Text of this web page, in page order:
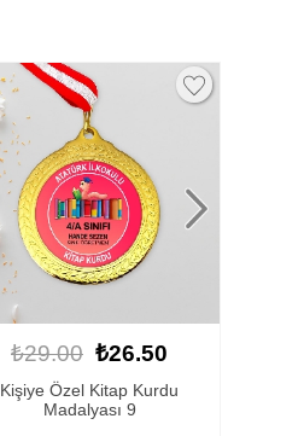
₺29.00 ₺26.50
Kişiye Özel Kitap Kurdu
Madalyası 9